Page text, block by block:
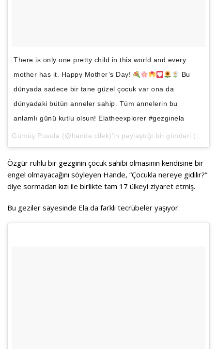
There is only one pretty child in this world and every
mother has it. Happy Mother’s Day!
Bu
dünyada sadece bir tane güzel çocuk var ona da
dünyadaki bütün anneler sahip. Tüm annelerin bu
anlamlı günü kutlu olsun! Elatheexplorer #gezginela
Gümüş Pusula (@hande.cilek)’in paylaştığı bir gönderi ( May
Özgür ruhlu bir gezginin çocuk sahibi olmasının kendisine bir
engel olmayacağını söyleyen Hande, “Çocukla nereye gidilir?”
diye sormadan kızı ile birlikte tam 17 ülkeyi ziyaret etmiş.
Bu geziler sayesinde Ela da farklı tecrübeler yaşıyor.